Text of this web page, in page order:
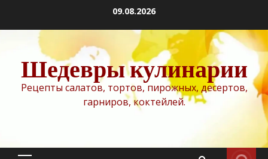
содержимому
09.08.2026
Шедевры кулинарии
Рецепты салатов, тортов, пирожных, десертов,
гарниров, коктейлей.